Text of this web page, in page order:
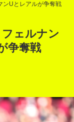
ンUとレアルが争奪戦
ェルナン
争奪戦